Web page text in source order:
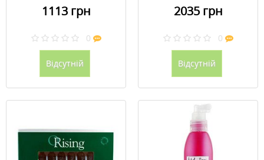
1113 грн
0
Відсутній
2035 грн
0
Відсутній